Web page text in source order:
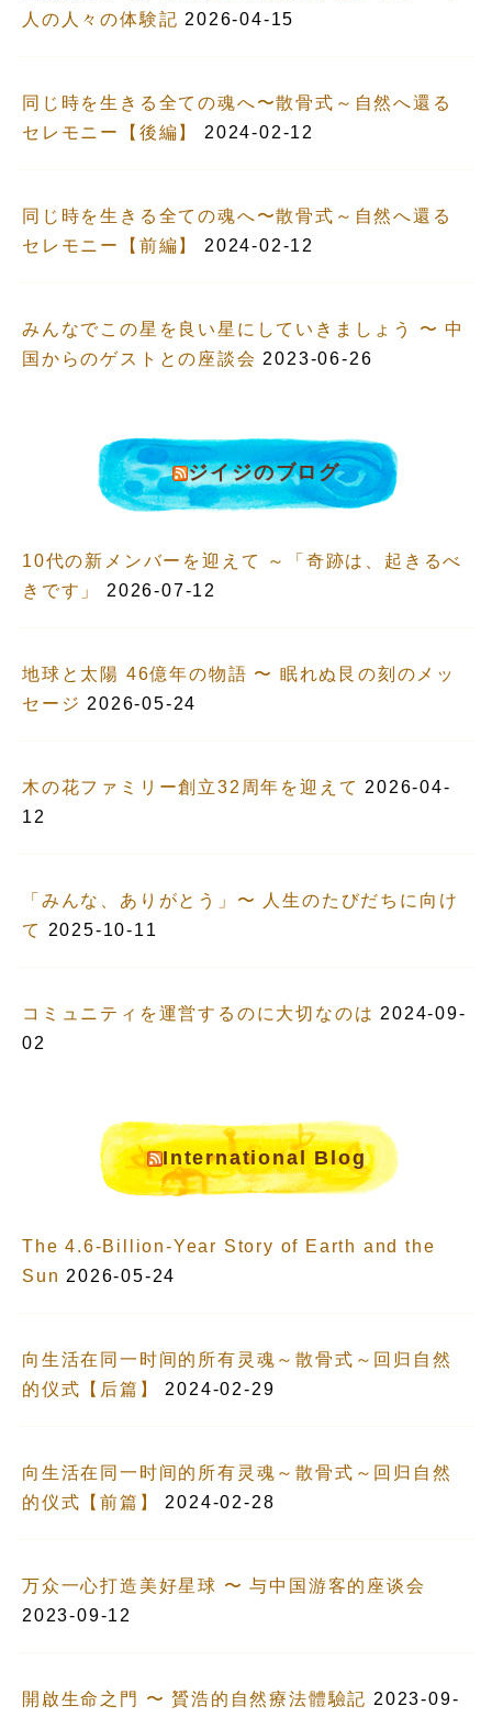
人の人々の体験記 2026-04-15
同じ時を生きる全ての魂へ〜散骨式～自然へ還る
セレモニー【後編】
2024-02-12
同じ時を生きる全ての魂へ〜散骨式～自然へ還る
セレモニー【前編】
2024-02-12
みんなでこの星を良い星にしていきましょう 〜 中
国からのゲストとの座談会 2023-06-26
ジイジのブログ
10代の新メンバーを迎えて ～「奇跡は、起きるべ
きです」
2026-07-12
地球と太陽 46億年の物語 〜 眠れぬ艮の刻のメッ
セージ 2026-05-24
木の花ファミリー創立32周年を迎えて 2026-04-
12
「みんな、ありがとう」〜 人生のたびだちに向け
て
2025-10-11
コミュニティを運営するのに大切なのは 2024-09-
02
International Blog
The 4.6-Billion-Year Story of Earth and the
Sun 2026-05-24
向生活在同一时间的所有灵魂～散骨式～回归自然
的仪式【后篇】
2024-02-29
向生活在同一时间的所有灵魂～散骨式～回归自然
的仪式【前篇】
2024-02-28
万众一心打造美好星球 〜 与中国游客的座谈会
2023-09-12
開啟生命之門 〜 贇浩的自然療法體驗記 2023-09-